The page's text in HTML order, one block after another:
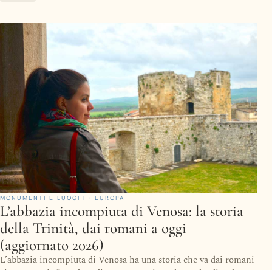
MONUMENTI E LUOGHI · EUROPA
L’abbazia incompiuta di Venosa: la storia
della Trinità, dai romani a oggi
(aggiornato 2026)
L’abbazia incompiuta di Venosa ha una storia che va dai romani